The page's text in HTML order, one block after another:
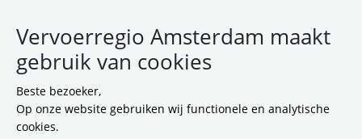
Vervoerregio Amsterdam maakt
gebruik van cookies
Beste bezoeker,
Op onze website gebruiken wij functionele en analytische
cookies.